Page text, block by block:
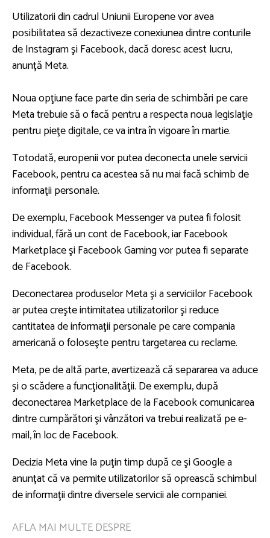
Utilizatorii din cadrul Uniunii Europene vor avea
posibilitatea să dezactiveze conexiunea dintre conturile
de Instagram şi Facebook, dacă doresc acest lucru,
anunţă Meta.
Noua opţiune face parte din seria de schimbări pe care
Meta trebuie să o facă pentru a respecta noua legislaţie
pentru pieţe digitale, ce va intra în vigoare în martie.
Totodată, europenii vor putea deconecta unele servicii
Facebook, pentru ca acestea să nu mai facă schimb de
informaţii personale.
De exemplu, Facebook Messenger va putea fi folosit
individual, fără un cont de Facebook, iar Facebook
Marketplace şi Facebook Gaming vor putea fi separate
de Facebook.
Deconectarea produselor Meta şi a serviciilor Facebook
ar putea creşte intimitatea utilizatorilor şi reduce
cantitatea de informaţii personale pe care compania
americană o foloseşte pentru targetarea cu reclame.
Meta, pe de altă parte, avertizează că separarea va aduce
şi o scădere a funcţionalităţii. De exemplu, după
deconectarea Marketplace de la Facebook comunicarea
dintre cumpărători şi vânzători va trebui realizată pe e-
mail, în loc de Facebook.
Decizia Meta vine la puţin timp după ce şi Google a
anunţat că va permite utilizatorilor să oprească schimbul
de informaţii dintre diversele servicii ale companiei.
AFLA MAI MULTE DESPRE